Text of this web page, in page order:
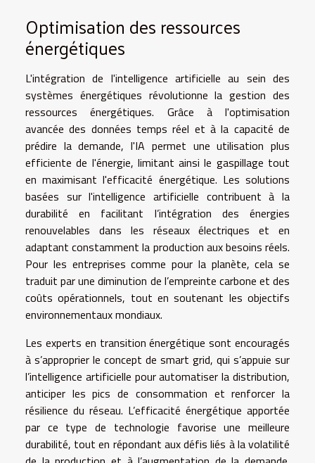
Optimisation des ressources
énergétiques
L'intégration de l'intelligence artificielle au sein des
systèmes énergétiques révolutionne la gestion des
ressources énergétiques. Grâce à l'optimisation
avancée des données temps réel et à la capacité de
prédire la demande, l'IA permet une utilisation plus
efficiente de l'énergie, limitant ainsi le gaspillage tout
en maximisant l'efficacité énergétique. Les solutions
basées sur l'intelligence artificielle contribuent à la
durabilité en facilitant l’intégration des énergies
renouvelables dans les réseaux électriques et en
adaptant constamment la production aux besoins réels.
Pour les entreprises comme pour la planète, cela se
traduit par une diminution de l’empreinte carbone et des
coûts opérationnels, tout en soutenant les objectifs
environnementaux mondiaux.
Les experts en transition énergétique sont encouragés
à s’approprier le concept de smart grid, qui s’appuie sur
l’intelligence artificielle pour automatiser la distribution,
anticiper les pics de consommation et renforcer la
résilience du réseau. L’efficacité énergétique apportée
par ce type de technologie favorise une meilleure
durabilité, tout en répondant aux défis liés à la volatilité